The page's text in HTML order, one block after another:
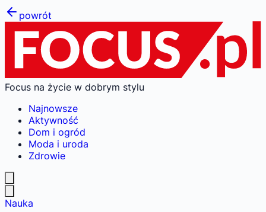
powrót
Focus na życie w dobrym stylu
Najnowsze
Aktywność
Dom i ogród
Moda i uroda
Zdrowie
Nauka